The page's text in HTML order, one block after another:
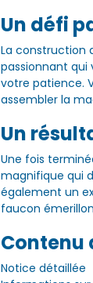
Un défi
La construction
passionnant
votre patience.
assembler la
Un
Une fois
magnifique qui
également un
faucon
Contenu
Notice détaillée